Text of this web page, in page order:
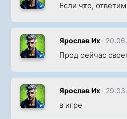
Если что,
Ярослав Их
Прод сейчас
Ярослав Их
в игре